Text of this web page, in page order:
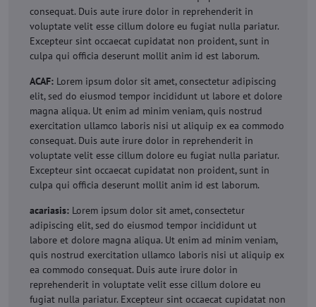
consequat. Duis aute irure dolor in reprehenderit in
voluptate velit esse cillum dolore eu fugiat nulla pariatur.
Excepteur sint occaecat cupidatat non proident, sunt in
culpa qui officia deserunt mollit anim id est laborum.
ACAF: Lorem ipsum dolor sit amet, consectetur adipiscing
elit, sed do eiusmod tempor incididunt ut labore et dolore
magna aliqua. Ut enim ad minim veniam, quis nostrud
exercitation ullamco laboris nisi ut aliquip ex ea commodo
consequat. Duis aute irure dolor in reprehenderit in
voluptate velit esse cillum dolore eu fugiat nulla pariatur.
Excepteur sint occaecat cupidatat non proident, sunt in
culpa qui officia deserunt mollit anim id est laborum.
acariasis: Lorem ipsum dolor sit amet, consectetur
adipiscing elit, sed do eiusmod tempor incididunt ut
labore et dolore magna aliqua. Ut enim ad minim veniam,
quis nostrud exercitation ullamco laboris nisi ut aliquip ex
ea commodo consequat. Duis aute irure dolor in
reprehenderit in voluptate velit esse cillum dolore eu
fugiat nulla pariatur. Excepteur sint occaecat cupidatat non